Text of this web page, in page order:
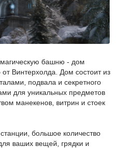
башню - дом
Винтерхолда. Дом состоит из
подвала и секретного
для уникальных предметов
манекенов, витрин и стоек
большое количество
ваших вещей, грядки и